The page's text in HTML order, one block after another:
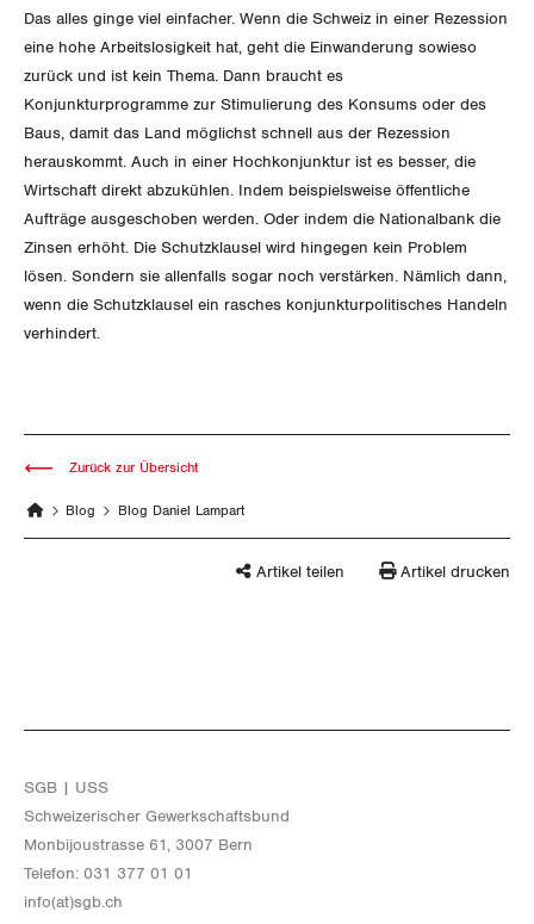
Wallis
Zug
Zürich
Das alles ginge viel einfacher. Wenn die Schweiz in einer Rezession
eine hohe Arbeitslosigkeit hat, geht die Einwanderung sowieso
zurück und ist kein Thema. Dann braucht es
Konjunkturprogramme zur Stimulierung des Konsums oder des
Baus, damit das Land möglichst schnell aus der Rezession
herauskommt. Auch in einer Hochkonjunktur ist es besser, die
Wirtschaft direkt abzukühlen. Indem beispielsweise öffentliche
Aufträge ausgeschoben werden. Oder indem die Nationalbank die
Zinsen erhöht. Die Schutzklausel wird hingegen kein Problem
lösen. Sondern sie allenfalls sogar noch verstärken. Nämlich dann,
wenn die Schutzklausel ein rasches konjunkturpolitisches Handeln
verhindert.
Blog Blog Daniel Lampart
Zurück zur Übersicht
Artikel teilen Artikel drucken
SGB | USS
Schwei­ze­ri­scher Ge­werk­schafts­bund
Mon­bi­joustras­se 61, 3007 Bern
Te­le­fon: 031 377 01 01
info(at)​sgb.​ch